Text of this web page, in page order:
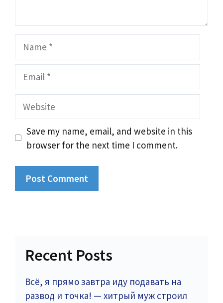
Name
Email
Website
Save my name, email, and website in this
browser for the next time I comment.
Recent Posts
Всё, я прямо завтра иду подавать на
развод и точка! — хитрый муж строил